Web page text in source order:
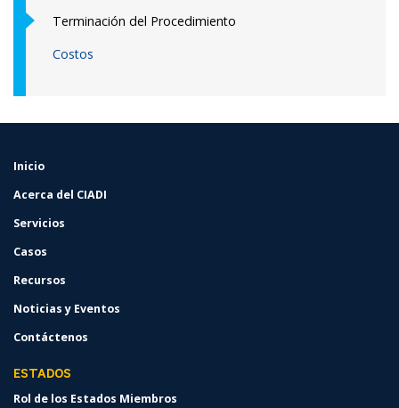
Terminación del Procedimiento
Costos
FOOTER
Inicio
Acerca del CIADI
Servicios
Casos
Recursos
Noticias y Eventos
Contáctenos
ESTADOS
Rol de los Estados Miembros